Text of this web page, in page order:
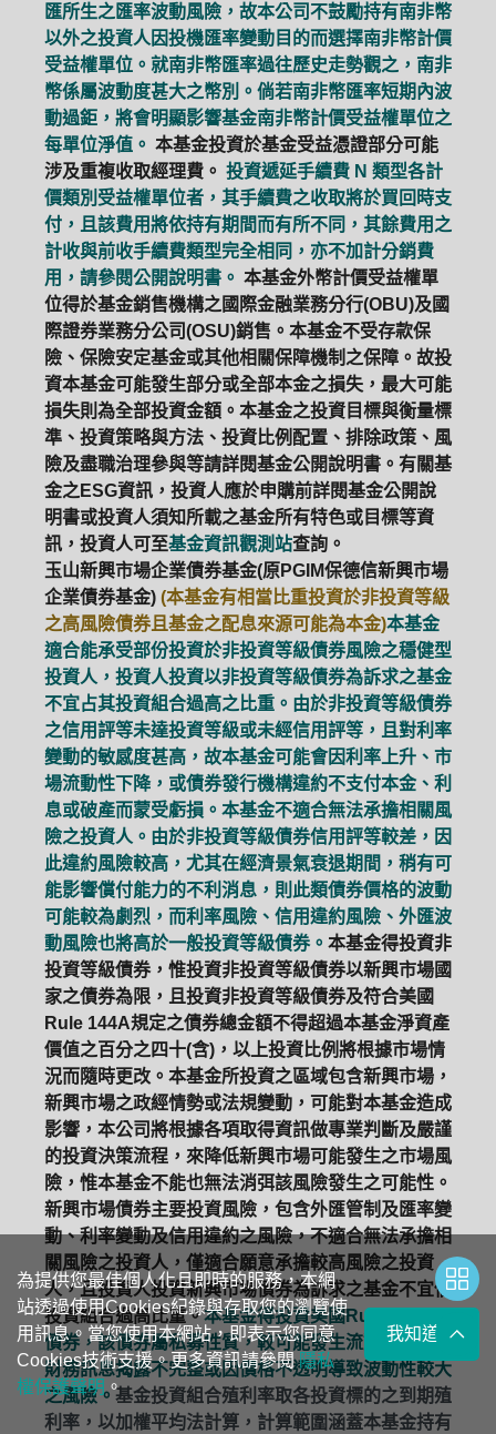
匯所生之匯率波動風險，故本公司不鼓勵持有南非幣
以外之投資人因投機匯率變動目的而選擇南非幣計價
受益權單位。就南非幣匯率過往歷史走勢觀之，南非
幣係屬波動度甚大之幣別。倘若南非幣匯率短期內波
動過鉅，將會明顯影響基金南非幣計價受益權單位之
每單位淨值。 本基金投資於基金受益憑證部分可能
涉及重複收取經理費。 投資遞延手續費 N 類型各計
價類別受益權單位者，其手續費之收取將於買回時支
付，且該費用將依持有期間而有所不同，其餘費用之
計收與前收手續費類型完全相同，亦不加計分銷費
用，請參閱公開說明書。 本基金外幣計價受益權單
位得於基金銷售機構之國際金融業務分行(OBU)及國
際證券業務分公司(OSU)銷售。本基金不受存款保
險、保險安定基金或其他相關保障機制之保障。故投
資本基金可能發生部分或全部本金之損失，最大可能
損失則為全部投資金額。本基金之投資目標與衡量標
準、投資策略與方法、投資比例配置、排除政策、風
險及盡職治理參與等請詳閱基金公開說明書。有關基
金之ESG資訊，投資人應於申購前詳閱基金公開說
明書或投資人須知所載之基金所有特色或目標等資
訊，投資人可至基金資訊觀測站查詢。
玉山新興市場企業債券基金(原PGIM保德信新興市場
企業債券基金) (本基金有相當比重投資於非投資等級
之高風險債券且基金之配息來源可能為本金)本基金
適合能承受部份投資於非投資等級債券風險之穩健型
投資人，投資人投資以非投資等級債券為訴求之基金
不宜占其投資組合過高之比重。由於非投資等級債券
之信用評等未達投資等級或未經信用評等，且對利率
變動的敏感度甚高，故本基金可能會因利率上升、市
場流動性下降，或債券發行機構違約不支付本金、利
息或破產而蒙受虧損。本基金不適合無法承擔相關風
險之投資人。由於非投資等級債券信用評等較差，因
此違約風險較高，尤其在經濟景氣衰退期間，稍有可
能影響償付能力的不利消息，則此類債券價格的波動
可能較為劇烈，而利率風險、信用違約風險、外匯波
動風險也將高於一般投資等級債券。 本基金得投資非
投資等級債券，惟投資非投資等級債券以新興市場國
家之債券為限，且投資非投資等級債券及符合美國
Rule 144A規定之債券總金額不得超過本基金淨資產
價值之百分之四十(含)，以上投資比例將根據市場情
況而隨時更改。本基金所投資之區域包含新興市場，
新興市場之政經情勢或法規變動，可能對本基金造成
影響，本公司將根據各項取得資訊做專業判斷及嚴謹
的投資決策流程，來降低新興市場可能發生之市場風
險，惟本基金不能也無法消弭該風險發生之可能性。
新興市場債券主要投資風險，包含外匯管制及匯率變
動、利率變動及信用違約之風險，不適合無法承擔相
關風險之投資人，僅適合願意承擔較高風險之投資
人，且投資人投資新興市場債券為訴求之基金不宜佔
投資組合過高比重。本基金得投資美國Rule 144A
債券，該債券屬私募性質，較可能發生流動性不足，
財務訊息揭露不完整或因價格不透明導致波動性較大
之風險。基金投資組合殖利率取各投資標的之到期殖
利率，以加權平均法計算，計算範圍涵蓋本基金持有
為提供您最佳個人化且即時的服務，本網
站透過使用Cookies紀錄與存取您的瀏覽使
用訊息。當您使用本網站，即表示您同意
Cookies技術支援。更多資訊請參閱隱私
權保護聲明。
我知道了